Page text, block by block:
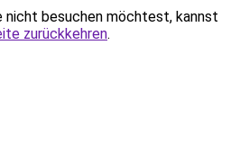
nicht besuchen möchtest, kannst
zurückkehren.